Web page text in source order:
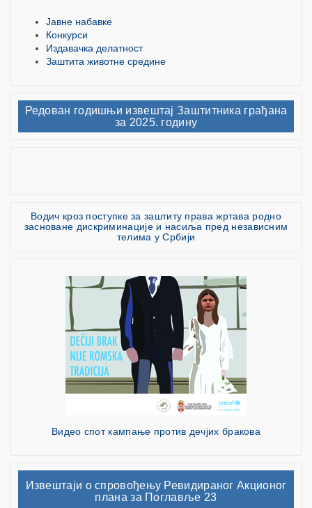
Јавне набавке
Конкурси
Издавачка делатност
Заштита животне средине
Редован годишњи извештај Заштитника грађана
за 2025. годину
Водич кроз поступке за заштиту права жртава родно
засноване дискриминације и насиља пред независним
телима у Србији
Видео спот кампање против дечјих бракова
Извештаји о спровођењу Ревидираног Акционог
плана за Поглавље 23